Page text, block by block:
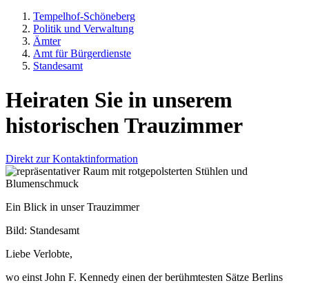
Tempelhof-Schöneberg
Politik und Verwaltung
Ämter
Amt für Bürgerdienste
Standesamt
Heiraten Sie in unserem
historischen Trauzimmer
Direkt zur Kontaktinformation
Ein Blick in unser Trauzimmer
Bild: Standesamt
Liebe Verlobte,
wo einst John F. Kennedy einen der berühmtesten Sätze Berlins